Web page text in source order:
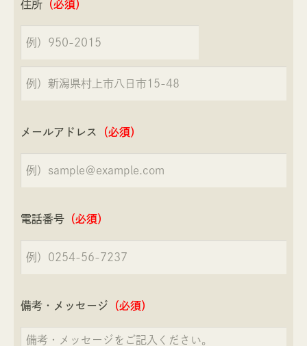
住所 （必須）
メールアドレス （必須）
電話番号 （必須）
備考・メッセージ （必須）